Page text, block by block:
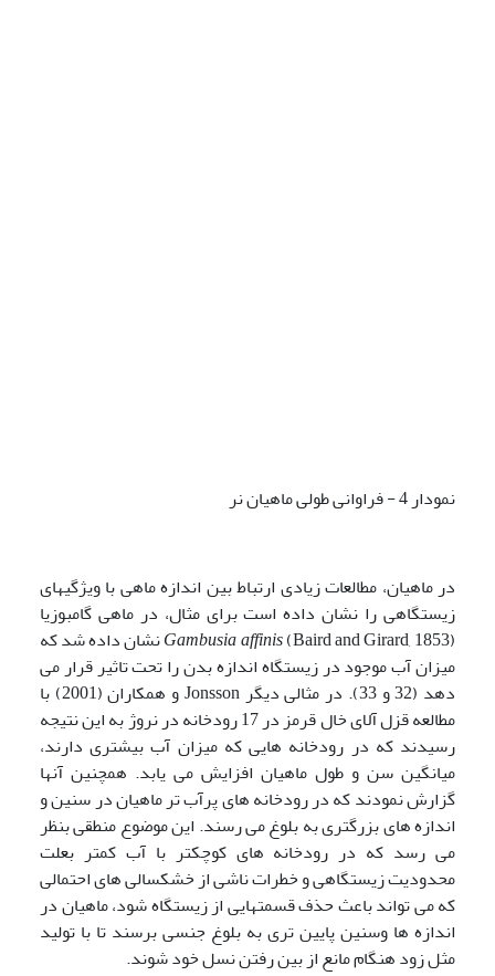
نمودار 4 - فراوانی طولی ماهیان نر
در ماهیان، مطالعات زیادی ارتباط بین اندازه ماهی با ویژگیهای
زیستگاهی را نشان داده است برای مثال، در ماهی گامبوزیا
Gambusia affinis(Baird and Girard, 1853) نشان داده شد که
میزان آب موجود در زیستگاه اندازه بدن را تحت تاثیر قرار می
دهد (32 و 33). در مثالی دیگر Jonsson و همکاران (2001) با
مطالعه قزل آلای خال قرمز در 17 رودخانه در نروژ به این نتیجه
رسیدند که در رودخانه هایی که میزان آب بیشتری دارند،
میانگین سن و طول ماهیان افزایش می یابد. همچنین آنها
گزارش نمودند که در رودخانه های پرآب تر ماهیان در سنین و
اندازه های بزرگتری به بلوغ می رسند. این موضوع منطقی بنظر
می رسد که در رودخانه های کوچکتر با آب کمتر بعلت
محدودیت زیستگاهی و خطرات ناشی از خشکسالی های احتمالی
که می تواند باعث حذف قسمتهایی از زیستگاه شود، ماهیان در
اندازه ها وسنین پایین تری به بلوغ جنسی برسند تا با تولید
مثل زود هنگام مانع از بین رفتن نسل خود شوند.